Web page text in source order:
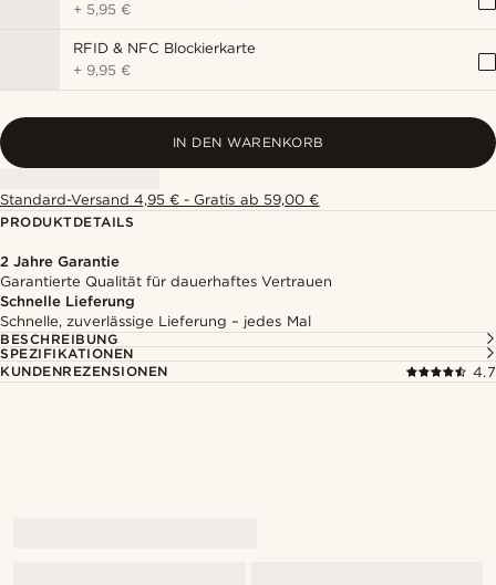
+ 5,95 €
RFID & NFC Blockierkarte
+ 9,95 €
IN DEN WARENKORB
Standard-Versand 4,95 € - Gratis ab 59,00 €
PRODUKTDETAILS
2 Jahre Garantie
Garantierte Qualität für dauerhaftes Vertrauen
Schnelle Lieferung
Schnelle, zuverlässige Lieferung – jedes Mal
BESCHREIBUNG
SPEZIFIKATIONEN
KUNDENREZENSIONEN
4.7